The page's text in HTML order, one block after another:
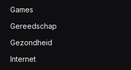
Games
Gereedschap
Gezondheid
Internet